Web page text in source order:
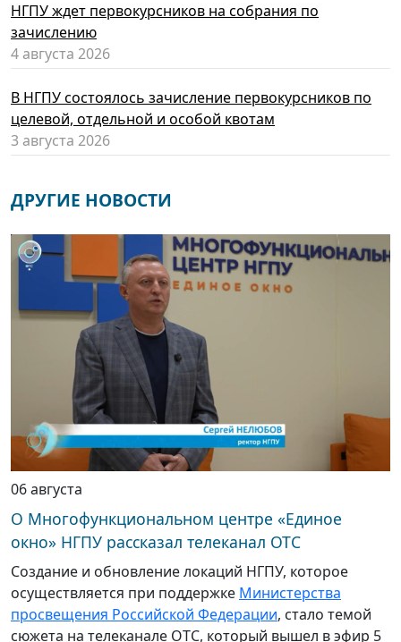
НГПУ ждет первокурсников на собрания по
зачислению
4 августа 2026
В НГПУ состоялось зачисление первокурсников по
целевой, отдельной и особой квотам
3 августа 2026
ДРУГИЕ НОВОСТИ
06 августа
О Многофункциональном центре «Единое
окно» НГПУ рассказал телеканал ОТС
Создание и обновление локаций НГПУ, которое
осуществляется при поддержке Министерства
просвещения Российской Федерации, стало темой
сюжета на телеканале ОТС, который вышел в эфир 5